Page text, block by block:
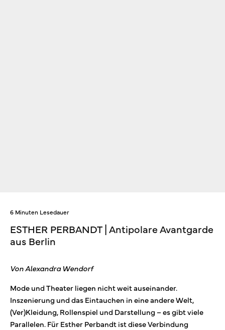
6 Minuten Lesedauer
ESTHER PERBANDT | Antipolare Avantgarde
aus Berlin
Von Alexandra Wendorf
Mode und Theater liegen nicht weit auseinander.
Inszenierung und das Eintauchen in eine andere Welt,
(Ver)Kleidung, Rollenspiel und Darstellung – es gibt viele
Parallelen. Für Esther Perbandt ist diese Verbindung